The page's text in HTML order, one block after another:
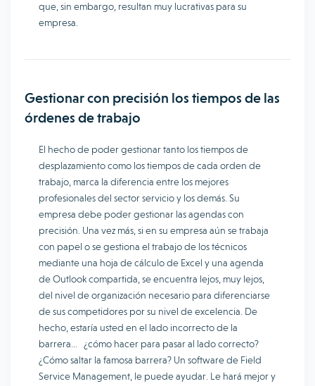
que, sin embargo, resultan muy lucrativas para su
empresa.
Gestionar con precisión los tiempos de las
órdenes de trabajo
El hecho de poder gestionar tanto los tiempos de
desplazamiento como los tiempos de cada orden de
trabajo, marca la diferencia entre los mejores
profesionales del sector servicio y los demás. Su
empresa debe poder gestionar las agendas con
precisión. Una vez más, si en su empresa aún se trabaja
con papel o se gestiona el trabajo de los técnicos
mediante una hoja de cálculo de Excel y una agenda
de Outlook compartida, se encuentra lejos, muy lejos,
del nivel de organización necesario para diferenciarse
de sus competidores por su nivel de excelencia. De
hecho, estaría usted en el lado incorrecto de la
barrera… ¿cómo hacer para pasar al lado correcto?
¿Cómo saltar la famosa barrera? Un software de Field
Service Management, le puede ayudar. Le hará mejor y